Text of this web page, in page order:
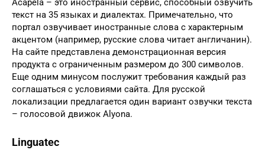
Acapela – это иностранный сервис, способный озвучить
текст на 35 языках и диалектах. Примечательно, что
портал озвучивает иностранные слова с характерным
акцентом (например, русские слова читает англичанин).
На сайте представлена демонстрационная версия
продукта с ограниченным размером до 300 символов.
Еще одним минусом послужит требования каждый раз
соглашаться с условиями сайта. Для русской
локализации предлагается один вариант озвучки текста
– голосовой движок Alyona.
Linguatec